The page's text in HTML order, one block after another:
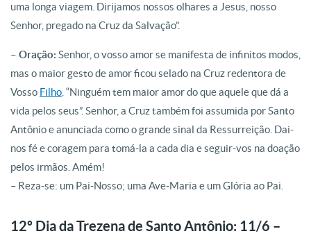
uma longa viagem. Dirijamos nossos olhares a Jesus, nosso
Senhor, pregado na Cruz da Salvação”.
– Oração: Senhor, o vosso amor se manifesta de infinitos modos,
mas o maior gesto de amor ficou selado na Cruz redentora de
Vosso Filho . “Ninguém tem maior amor do que aquele que dá a
vida pelos seus”. Senhor, a Cruz também foi assumida por Santo
Antônio e anunciada como o grande sinal da Ressurreição. Dai-
nos fé e coragem para tomá-la a cada dia e seguir-vos na doação
pelos irmãos. Amém!
– Reza-se: um Pai-Nosso; uma Ave-Maria e um Glória ao Pai.
12º Dia da Trezena de Santo Antônio: 11/6 –